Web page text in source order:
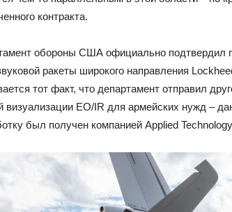
контракта.
обороны США официально подтвердил
ракеты широкого направления
тот факт, что департамент отправил
визуализации EO/IR для армейских нужд –
был получен компанией Applied